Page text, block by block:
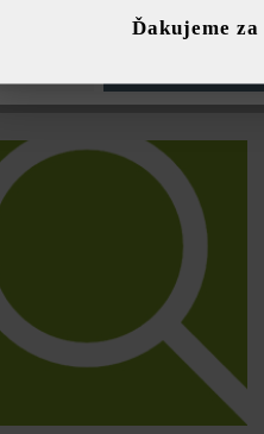
používa súbory cookie, aby vám
Ďakujeme za